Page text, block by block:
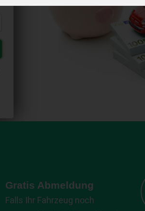
Gratis Abmeldung
Falls Ihr Fahrzeug noch